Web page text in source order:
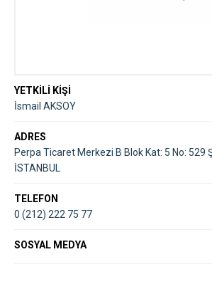
YETKİLİ KİŞİ
İsmail AKSOY
ADRES
Perpa Ticaret Merkezi B Blok Kat: 5 No: 529
İSTANBUL
TELEFON
0 (212) 222 75 77
SOSYAL MEDYA